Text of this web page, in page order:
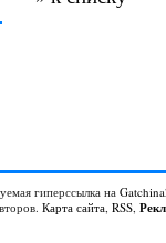
гиперссылка на
Карта сайта, RSS,